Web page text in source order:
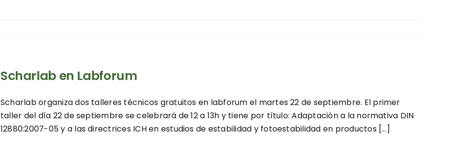
Scharlab en Labforum
Scharlab organiza dos talleres técnicos gratuitos en labforum el martes 22 de septiembre. El primer
taller del día 22 de septiembre se celebrará de 12 a 13h y tiene por título: Adaptación a la normativa DIN
12880:2007-05 y a las directrices ICH en estudios de estabilidad y fotoestabilidad en productos [...]